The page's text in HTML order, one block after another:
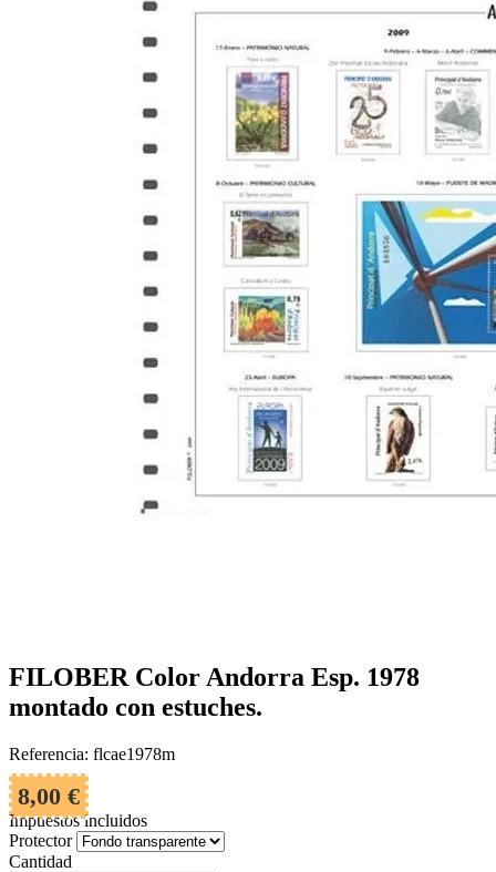
FILOBER Color Andorra Esp. 1978
montado con estuches.
Referencia: flcae1978m
8,00 €
Impuestos incluidos
Protector
Cantidad